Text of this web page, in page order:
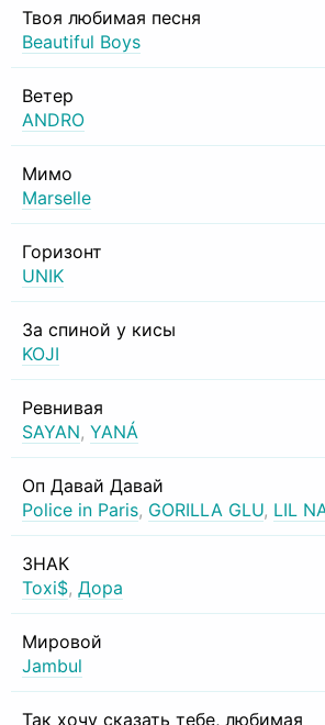
Твоя любимая песня
Beautiful Boys
Ветер
ANDRO
Мимо
Marselle
Горизонт
UNIK
За спиной у кисы
KOJI
Ревнивая
SAYAN, YANÁ
Оп Давай Давай
Police in Paris, GORILLA GLU, LIL
ЗНАК
Toxi$, Дора
Мировой
Jambul
Так хочу сказать тебе, любимая